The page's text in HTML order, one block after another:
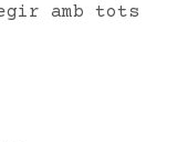
amb tots